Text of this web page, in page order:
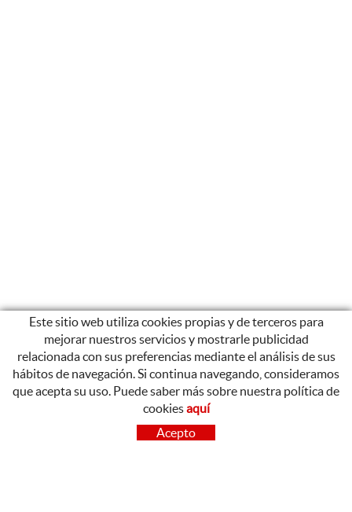
CONTACTO
Este sitio web utiliza cookies propias y de terceros para
mejorar nuestros servicios y mostrarle publicidad
relacionada con sus preferencias mediante el análisis de sus
hábitos de navegación. Si continua navegando, consideramos
que acepta su uso. Puede saber más sobre nuestra política de
cookiesaquí
Acepto